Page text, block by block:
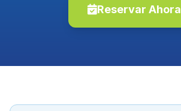
Reservar Ahora